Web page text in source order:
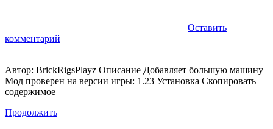
Оставить
комментарий
Автор: BrickRigsPlayz Описание Добавляет большую машину
Мод проверен на версии игры: 1.23 Установка Скопировать
содержимое
Продолжить